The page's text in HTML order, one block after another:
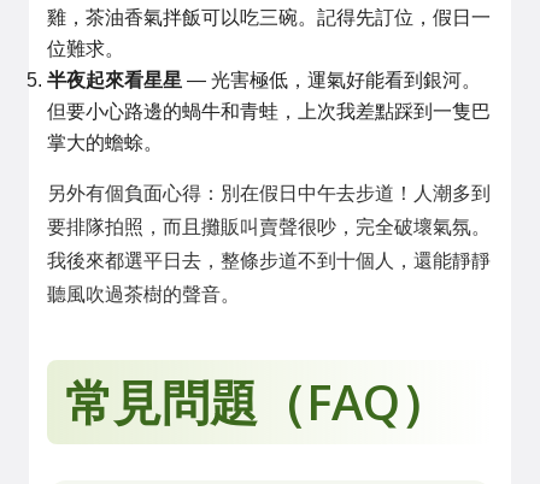
雞，茶油香氣拌飯可以吃三碗。記得先訂位，假日一
位難求。
半夜起來看星星 — 光害極低，運氣好能看到銀河。
但要小心路邊的蝸牛和青蛙，上次我差點踩到一隻巴
掌大的蟾蜍。
另外有個負面心得：別在假日中午去步道！人潮多到
要排隊拍照，而且攤販叫賣聲很吵，完全破壞氣氛。
我後來都選平日去，整條步道不到十個人，還能靜靜
聽風吹過茶樹的聲音。
常見問題（FAQ）